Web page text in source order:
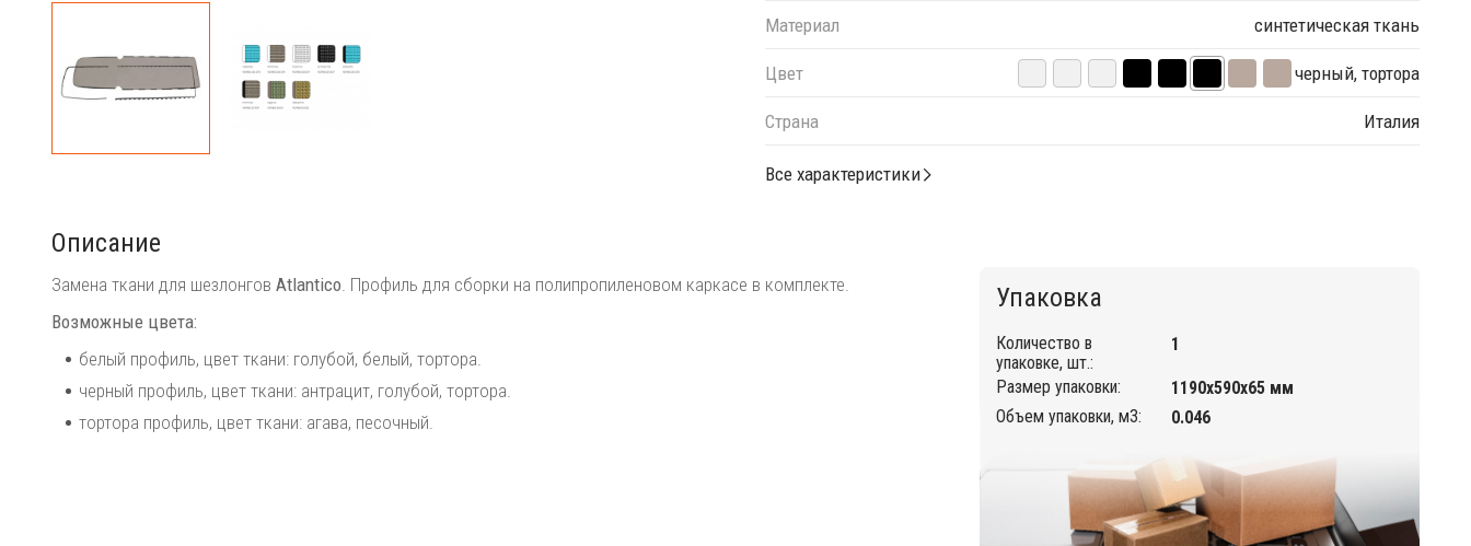
Материал синтетическая ткань
Цвет черный, тортора
Страна Италия
Все характеристики
Описание
Замена ткани для шезлонгов Atlantico. Профиль для сборки на полипропиленовом каркасе в комплекте.
Возможные цвета:
белый профиль, цвет ткани: голубой, белый, тортора.
черный профиль, цвет ткани: антрацит, голубой, тортора.
тортора профиль, цвет ткани: агава, песочный.
Упаковка
Количество в
упаковке, шт.:
1
Размер упаковки:
1190х590х65 мм
Объем упаковки, м3:
0.046